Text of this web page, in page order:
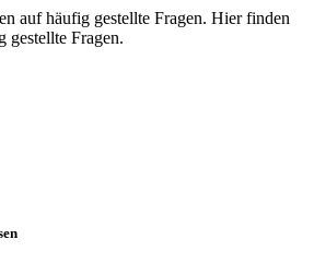
auf häufig gestellte Fragen. Hier finden
gestellte Fragen.